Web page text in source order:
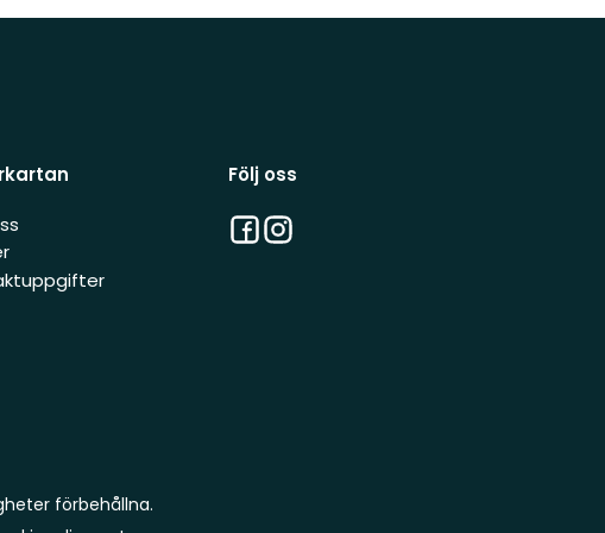
Följ oss
Facebook
Instagram
förbehållna.